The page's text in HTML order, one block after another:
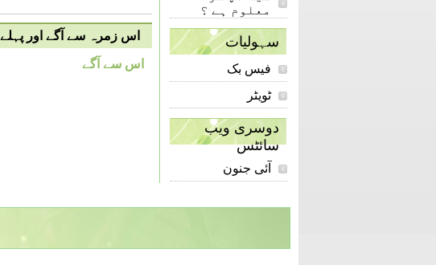
معلوم ہے ؟
سہولیات
فیس بک
ٹویٹر
دوسری ویب
سائٹس
آئی جنون
اس زمرہ سے آگے اور پہلے
اس سے آگے